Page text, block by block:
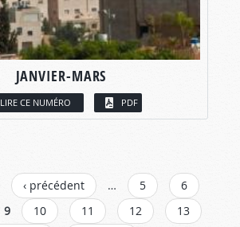
JANVIER-MARS
LIRE CE NUMÉRO PDF
‹ précédent … 5
6
9 10 11 12
13